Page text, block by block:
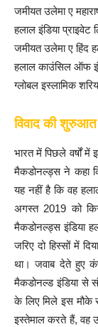
जमीयत उलेमा ए
हलाल इंडिया प्राइवेट
जमीयत उलेमा ए हिंद
हलाल काउंसिल ऑफ
ग्लोबल इस्लामिक
विवाद की शुरुआत
भारत में पिछले वर्षों
मैकडोनल्ड्स ने कहा
यह नहीं है कि वह
अगस्त 2019 को
मैकडोनल्ड्स इंडिया
जरिए दो हिस्सों में
था। जवाब देते हुए
मैकडोनल्ड इंडिया से
के लिए मिले इस मौके
इस्तेमाल करते हैं, वह